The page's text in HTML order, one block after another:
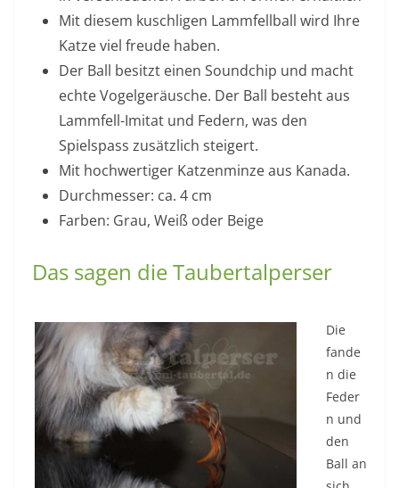
Mit diesem kuschligen Lammfellball wird Ihre
Katze viel freude haben.
Der Ball besitzt einen Soundchip und macht
echte Vogelgeräusche. Der Ball besteht aus
Lammfell-Imitat und Federn, was den
Spielspass zusätzlich steigert.
Mit hochwertiger Katzenminze aus Kanada.
Durchmesser: ca. 4 cm
Farben: Grau, Weiß oder Beige
Das sagen die Taubertalperser
Die
fande
n die
Feder
n und
den
Ball an